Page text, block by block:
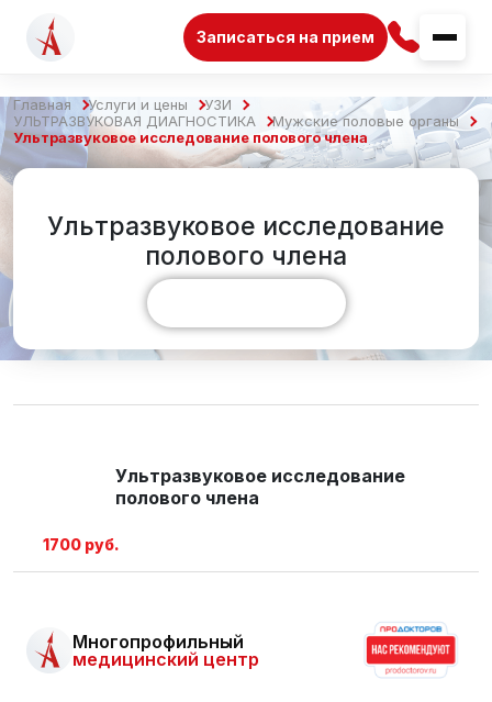
Записаться на прием
Главная Услуги и цены
УЗИ
УЛЬТРАЗВУКОВАЯ ДИАГНОСТИКА
Мужские половые органы
Ультразвуковое исследование полового члена
Ультразвуковое исследование
полового члена
Ультразвуковое исследование
полового члена
1700 руб.
Многопрофильный
медицинский центр